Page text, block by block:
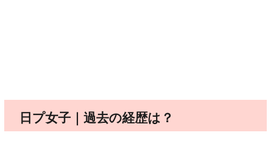
日プ女子｜過去の経歴は？